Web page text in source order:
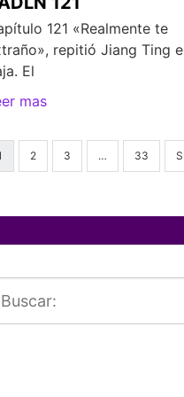
121 «Realmente te
repitió Jiang Ting
El
mas
2 3 … 33